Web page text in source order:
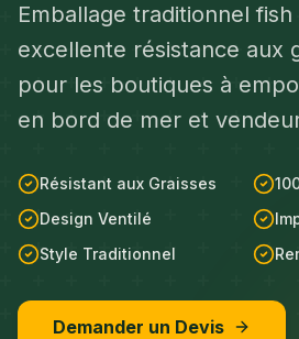
Emballage traditionnel
excellente résistance aux
pour les boutiques à
en bord de mer et
Résistant aux Graisses
Design Ventilé
Style Traditionnel
Demander un Devis